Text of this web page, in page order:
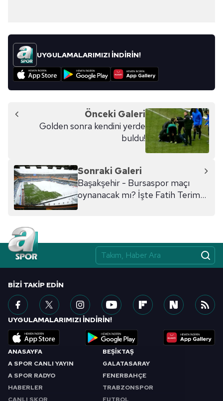
UYGULAMALARIMIZI İNDİRİN!
Önceki Galeri
Golden sonra kendini yerde
buldu!
Sonraki Galeri
Başakşehir - Bursaspor maçı
oynanacak mı? İşte Fatih Terim
ANASAYFA
A SPOR CANLI YAYIN
A SPOR RADYO
HABERLER
CANLI SKOR
BEŞİKTAŞ
GALATASARAY
FENERBAHÇE
TRABZONSPOR
FUTBOL
BIZI TAKIP EDIN
UYGULAMALARIMIZI İNDİRİN!